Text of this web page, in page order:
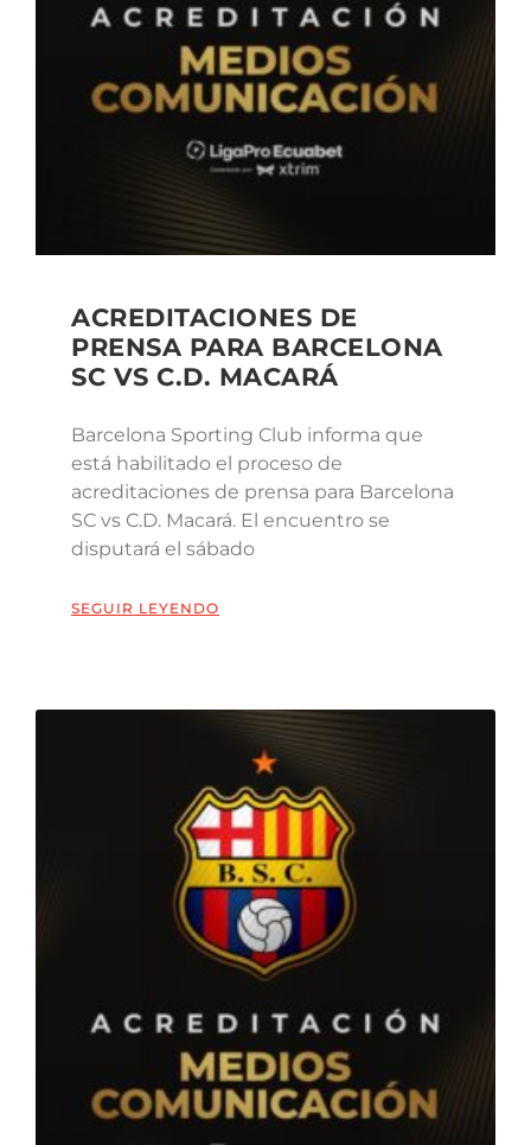
ACREDITACIONES DE
PRENSA PARA BARCELONA
SC VS C.D. MACARÁ
Barcelona Sporting Club informa que
está habilitado el proceso de
acreditaciones de prensa para Barcelona
SC vs C.D. Macará. El encuentro se
disputará el sábado
SEGUIR LEYENDO